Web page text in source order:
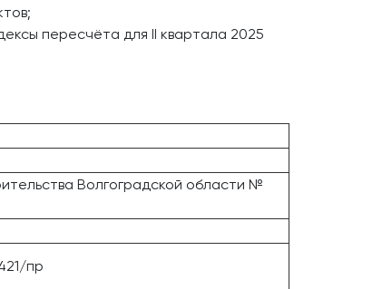
пересчёта для II квартала 2025
Волгоградской области №
пр